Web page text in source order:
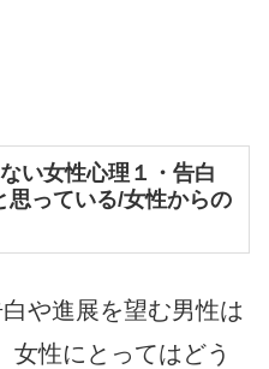
い女性心理１・告白
思っている/女性からの
や進展を望む男性は
女性にとってはどう